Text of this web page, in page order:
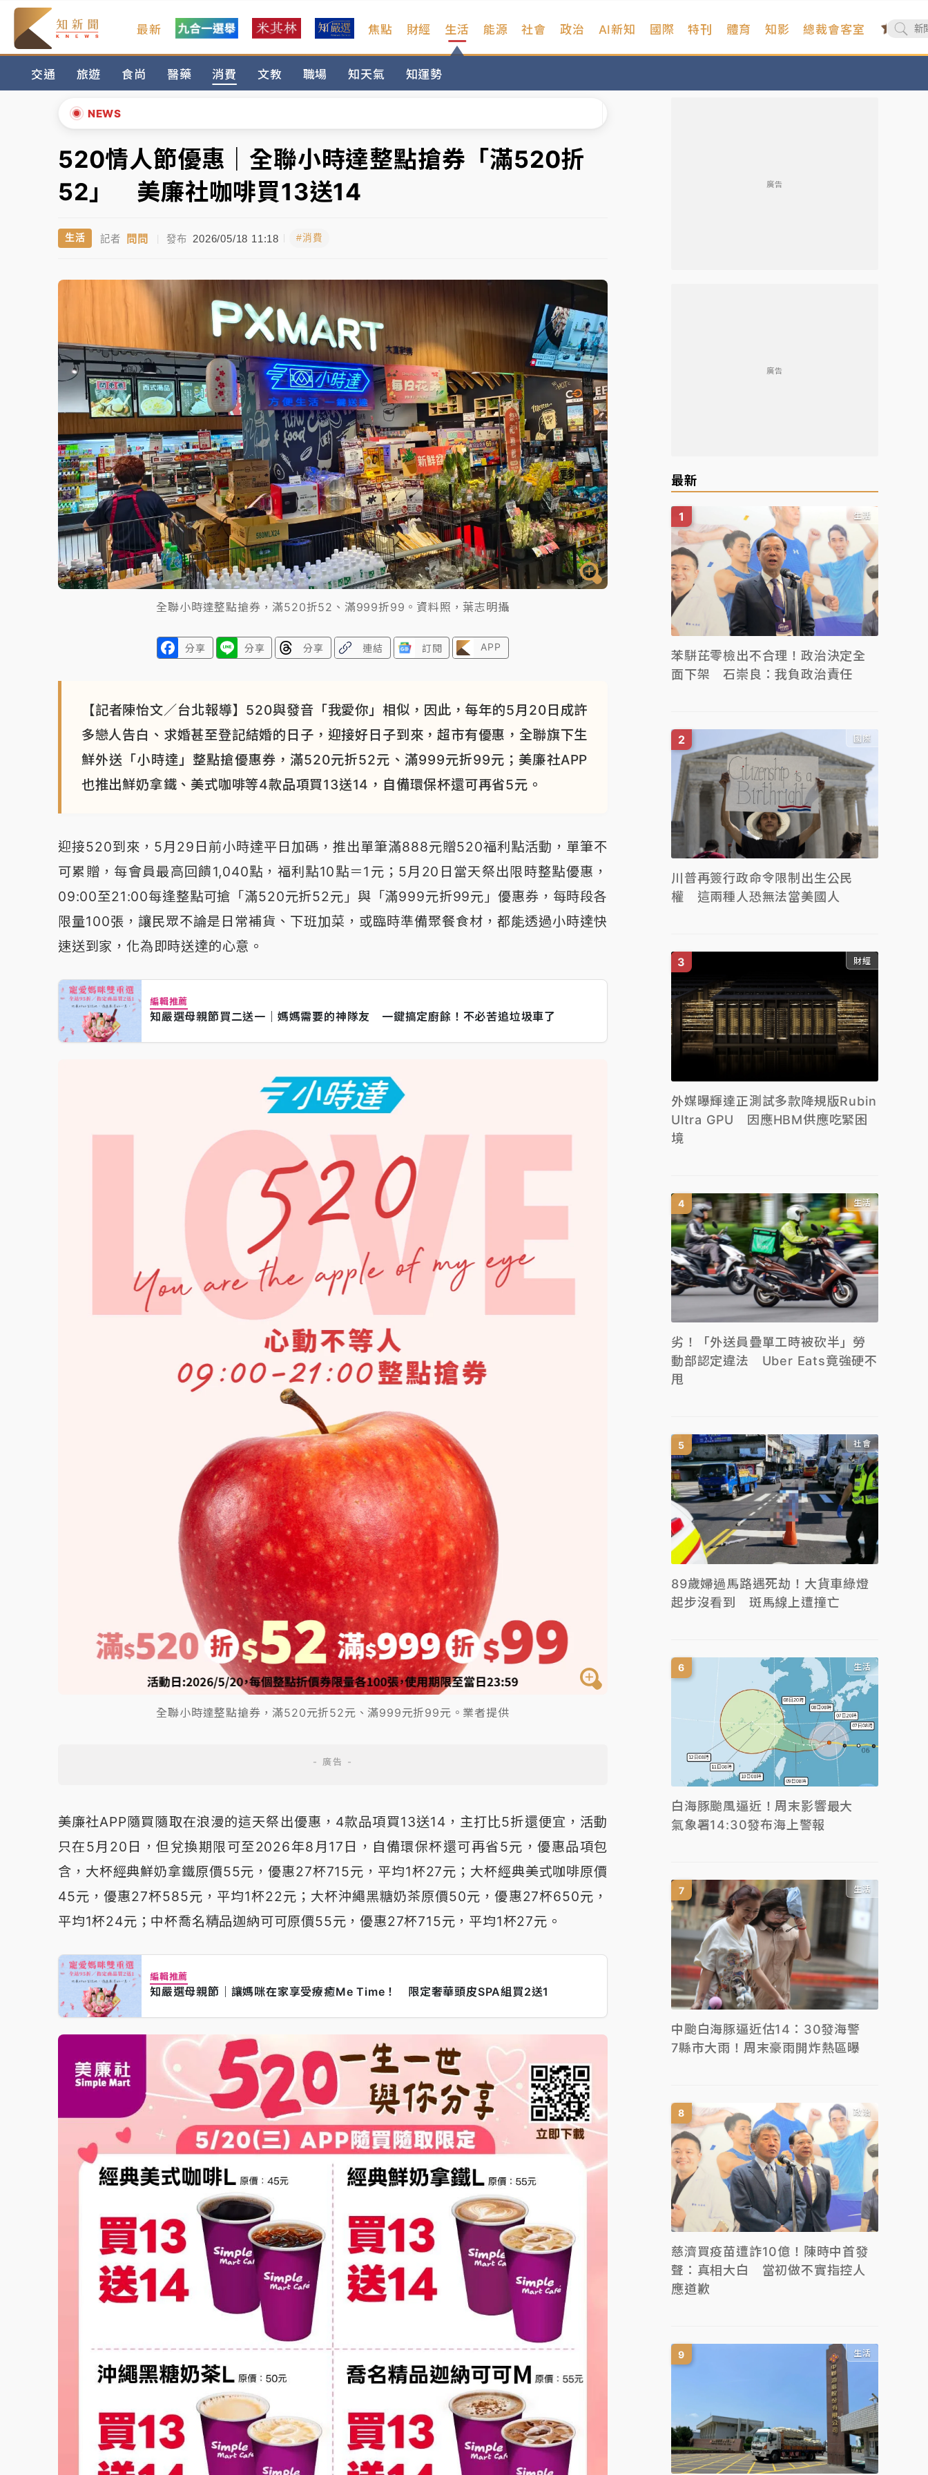
最新 焦點 財經 生活
交通 旅遊 食尚 醫藥 消費 文教 職場 知天氣 知運勢
能源 社會 政治 AI新知 國際 特刊 體育 知影 總裁會客室
NEWS
暑假過三周才推「E宿新北打卡趣」！抽獎程序複雜 觀旅局回應了
中信慈善基金會想增加董事人數！辜仲諒向法院聲請遭駁 理由曝光
故宮《龍藏經》特展第2檔！今線上預約開賣一度塞車 周六起展出延長至晚上7時
台東農業處長涉圖利渡假村！東檢抗告成功 今重開羈押庭
女律師陳昱瑄詐慈濟10億！黃金158kg遭查扣畫面曝光
中信慈善基金會想增加董事人數！辜仲諒向法院聲請遭駁 理由曝光
故宮《龍藏經》特展第2檔！今線上預約開賣一度塞車 周六起展出延長至晚上7時
台東農業處長涉圖利渡假村！東檢抗告成功 今重開羈押庭
父親節泡湯了！中颱白海豚雨彈轟3天 「紅到發紫」降雨熱區曝
▲
520情人節優惠｜全聯小時達整點搶券「滿520折
52」 美廉社咖啡買13送14
生活 記者 問問 | 發布 2026/05/18 11:18 #消費
全聯小時達整點搶券，滿520折52、滿999折99。資料照，葉志明攝
分享 分享 分享 連結 訂閱 APP
【記者陳怡文／台北報導】520與發音「我愛你」相似，因此，每年的5月20日成許
多戀人告白、求婚甚至登記結婚的日子，迎接好日子到來，超市有優惠，全聯旗下生
鮮外送「小時達」整點搶優惠券，滿520元折52元、滿999元折99元；美廉社APP
也推出鮮奶拿鐵、美式咖啡等4款品項買13送14，自備環保杯還可再省5元。
迎接520到來，5月29日前小時達平日加碼，推出單筆滿888元贈520福利點活動，單筆不
可累贈，每會員最高回饋1,040點，福利點10點＝1元；5月20日當天祭出限時整點優惠，
09:00至21:00每逢整點可搶「滿520元折52元」與「滿999元折99元」優惠券，每時段各
限量100張，讓民眾不論是日常補貨、下班加菜，或臨時準備聚餐食材，都能透過小時達快
速送到家，化為即時送達的心意。
編輯推薦
知嚴選母親節買二送一｜媽媽需要的神隊友 一鍵搞定廚餘！不必苦追垃圾車了
全聯小時達整點搶券，滿520元折52元、滿999元折99元。業者提供
美廉社APP隨買隨取在浪漫的這天祭出優惠，4款品項買13送14，主打比5折還便宜，活動
只在5月20日，但兌換期限可至2026年8月17日，自備環保杯還可再省5元，優惠品項包
含，大杯經典鮮奶拿鐵原價55元，優惠27杯715元，平均1杯27元；大杯經典美式咖啡原價
45元，優惠27杯585元，平均1杯22元；大杯沖繩黑糖奶茶原價50元，優惠27杯650元，
平均1杯24元；中杯喬名精品迦納可可原價55元，優惠27杯715元，平均1杯27元。
編輯推薦
知嚴選母親節｜讓媽咪在家享受療癒Me Time！ 限定奢華頭皮SPA組買2送1
廣告
廣告
最新
生活
苯駢芘零檢出不合理！政治決定全
面下架 石崇良：我負政治責任
國際
川普再簽行政命令限制出生公民
權 這兩種人恐無法當美國人
財經
外媒曝輝達正測試多款降規版Rubin
Ultra GPU 因應HBM供應吃緊困
境
生活
劣！「外送員疊單工時被砍半」勞
動部認定違法 Uber Eats竟強硬不
甩
社會
89歲婦過馬路遇死劫！大貨車綠燈
起步沒看到 斑馬線上遭撞亡
生活
白海豚颱風逼近！周末影響最大
氣象署14:30發布海上警報
生活
中颱白海豚逼近估14：30發海警
7縣市大雨！周末豪雨開炸熱區曝
政治
慈濟買疫苗遭詐10億！陳時中首發
聲：真相大白 當初做不實指控人
應道歉
生活